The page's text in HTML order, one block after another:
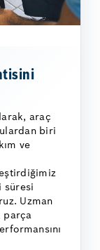
araç
biri
ve
süresi
Uzman
parça